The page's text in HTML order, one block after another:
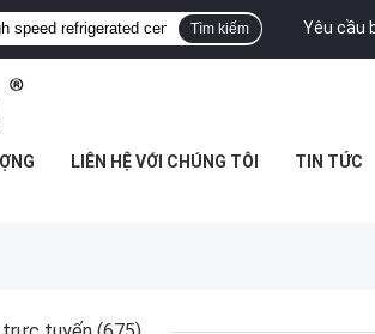
Yêu cầu
Tìm kiếm
LIÊN HỆ VỚI CHÚNG TÔI TIN TỨC